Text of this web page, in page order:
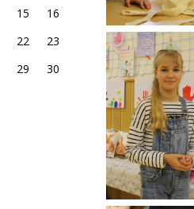
15
16
22
23
29
30